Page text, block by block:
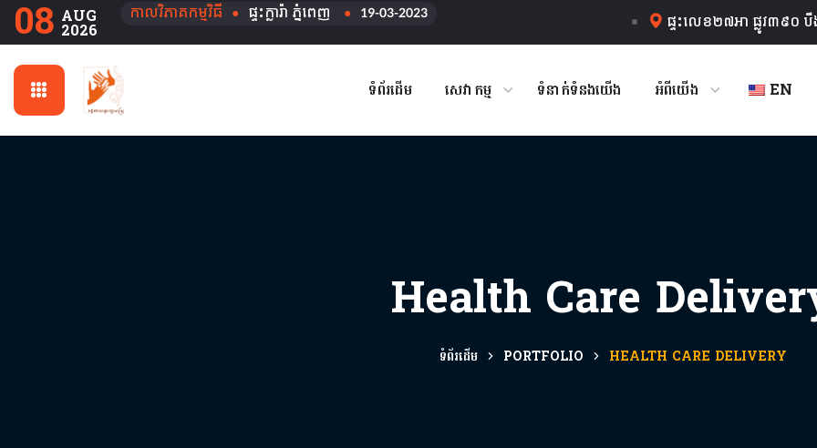
08 AUG
2026
កាលវិភាគកម្មវិធី ● ផ្ទះក្លារ៉ា ភ្នំពេញ ● 19-03-2023 ផ្ទះលេខ២៧អា ផ្លូវ៣៩០
ទំព័រដើម សេវាកម្ម ទំនាក់ទំនងយើង អំពីយើង EN
Health Care
ទំព័រដើម PORTFOLIO HEALTH CARE DELIVERY